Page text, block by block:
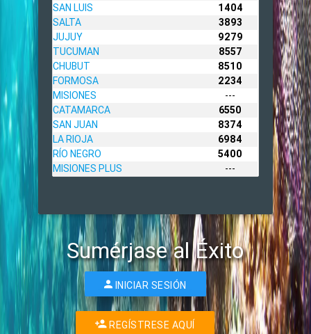
SAN LUIS
1404
SALTA
3893
JUJUY
9279
TUCUMAN
8557
CHUBUT
8510
FORMOSA
2234
MISIONES
---
CATAMARCA
6550
SAN JUAN
8374
LA RIOJA
6984
RÍO NEGRO
5400
MISIONES PLUS
---
Sumérjase al Éxito
INICIAR SESIÓN
REGÍSTRESE AQUÍ